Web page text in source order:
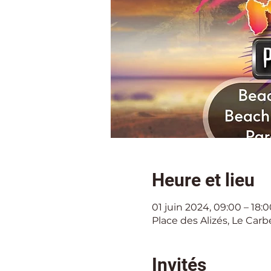
Heure et lieu
01 juin 2024, 09:00 –
Place des Alizés, Le
Invités